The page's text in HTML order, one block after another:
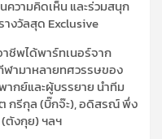
วามคิดเห็น และร่วมสนุก
งวัลสุด Exclusive
ชีพได้พาร์ทเนอร์จาก
ฬามาหลายทศวรรษของ
ากย์และผู้บรรยาย นำทีม
กรีกุล (บิ๊กจ๊ะ), อดิสรณ์ พึ่ง
ตังกุย) ฯลฯ